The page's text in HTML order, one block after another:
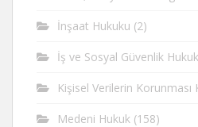
İnşaat Hukuku (2)
İş ve Sosyal Güvenlik
Kişisel Verilerin Korunması
Medeni Hukuk (158)